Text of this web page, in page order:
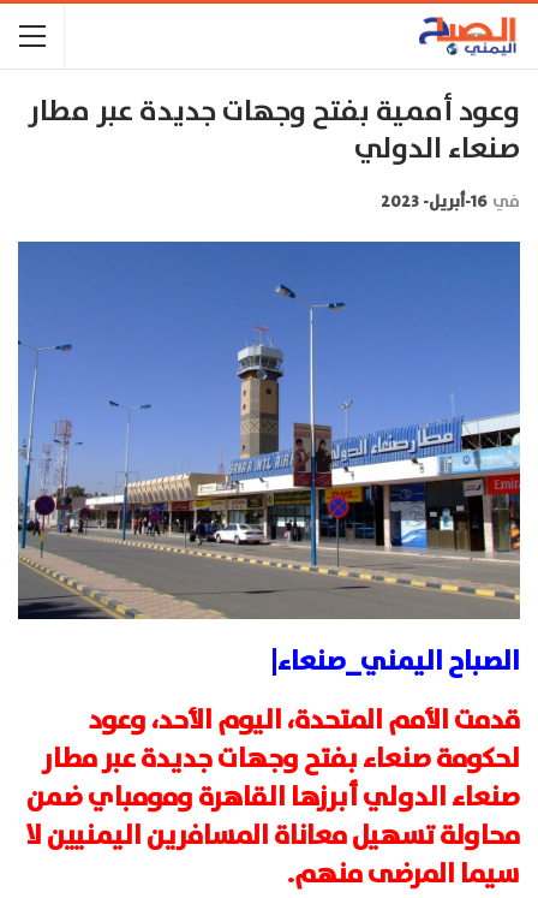
وعود أممية بفتح وجهات جديدة عبر مطار
صنعاء الدولي
في 16-أبريل- 2023
الصباح اليمني_صنعاء|
قدمت الأمم المتحدة، اليوم الأحد، وعود
لحكومة صنعاء بفتح وجهات جديدة عبر مطار
صنعاء الدولي أبرزها القاهرة ومومباي ضمن
محاولة تسهيل معاناة المسافرين اليمنيين لا
سيما المرضى منهم.